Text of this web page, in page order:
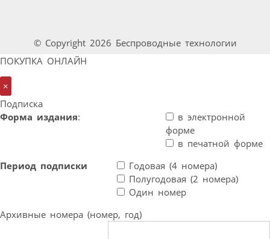
© Copyright 2026 Беспроводные технологии
ПОКУПКА ОНЛАЙН
×
Подписка
Форма издания:
в электронной
форме
в печатной форме
Период подписки
Годовая (4 номера)
Полугодовая (2 номера)
Один номер
Архивные номера (номер, год)